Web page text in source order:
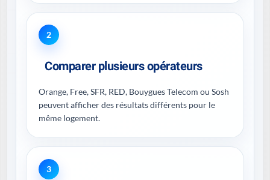
2
Comparer plusieurs opérateurs
Orange, Free, SFR, RED, Bouygues Telecom ou Sosh
peuvent afficher des résultats différents pour le
même logement.
3